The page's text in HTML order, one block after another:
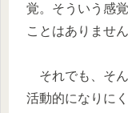
覚。そういう感
ことはありません
それでも、そん
活動的になりに